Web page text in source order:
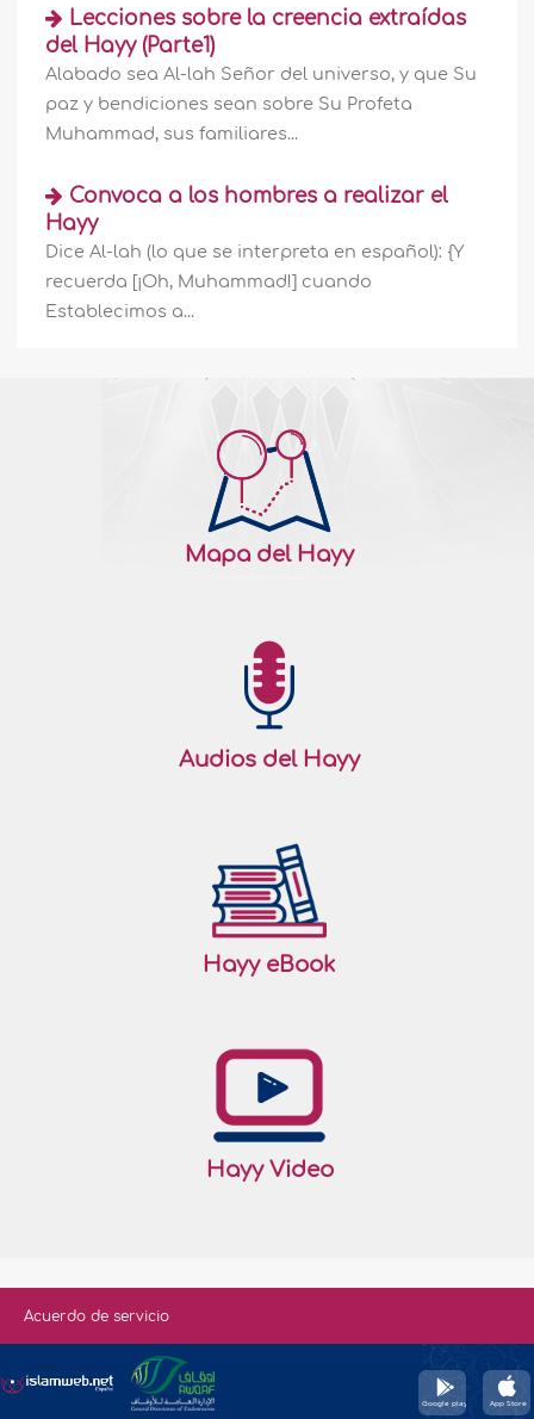
Lecciones sobre la creencia extraídas
del Hayy (Parte1)
Alabado sea Al-lah Señor del universo, y que Su
paz y bendiciones sean sobre Su Profeta
Muhammad, sus familiares...
Convoca a los hombres a realizar el
Hayy
Dice Al-lah (lo que se interpreta en español): {Y
recuerda [¡Oh, Muhammad!] cuando
Establecimos a...
Mapa del Hayy
Audios del Hayy
Hayy eBook
Hayy Video
Acuerdo de servicio